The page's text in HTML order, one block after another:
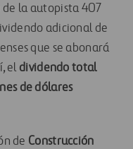
la autopista 407
adicional de
que se abonará
el dividendo total
de dólares
de Construcción